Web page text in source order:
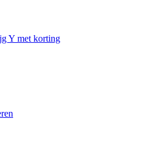
Y met korting